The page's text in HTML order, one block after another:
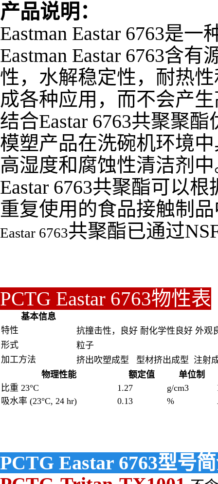
产品说明：
Eastman Eastar 6763是
Eastman Eastar 6763含
性，水解稳定性，耐热
成各种应用，而不会产
结合Eastar 6763共聚聚
模塑产品在洗碗机环境
高湿度和腐蚀性清洁剂
Eastar 6763共聚酯可以
重复使用的食品接触制
Eastar 6763共聚酯已通过
PCTG Eastar 6763物性表
基本信息
特性
抗撞击性，良好 耐化学性良好 外观
形式
粒子
加工方法
挤出吹塑成型 型材挤出成型 注射
物理性能
额定值
单位制
比重 23°C
1.27 g/cm3
吸水率 (23°C, 24 hr)
0.13 %
PCTG Eastar 6763型号